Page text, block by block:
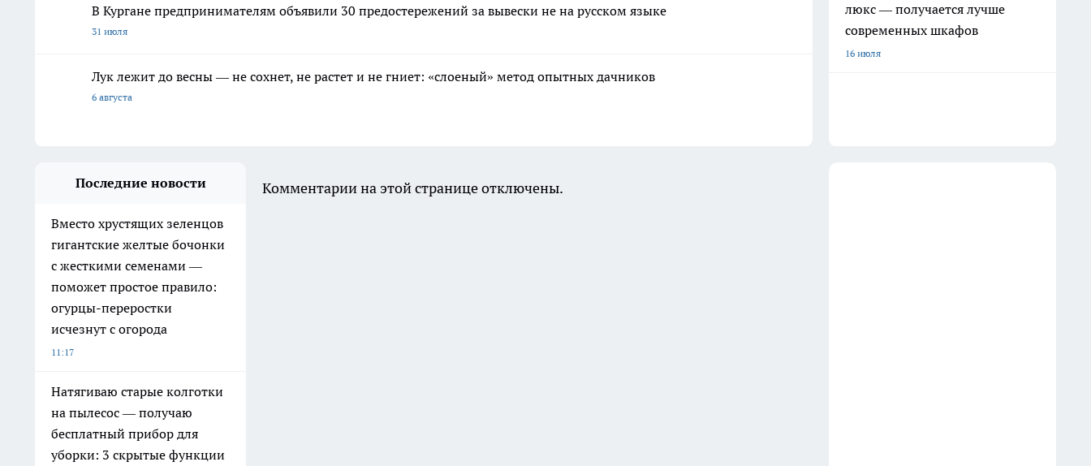
В Кургане предпринимателям объявили 30 предостережений за вывески не на русском языке
31 июля
Лук лежит до весны — не сохнет, не растет и не гниет: «слоеный» метод опытных дачников
6 августа
люкс — получается лучше
современных шкафов
16 июля
Последние новости
Вместо хрустящих зеленцов
гигантские желтые бочонки
с жесткими семенами —
поможет простое правило:
огурцы-переростки
исчезнут с огорода
11:17
Натягиваю старые колготки
на пылесос — получаю
бесплатный прибор для
уборки: 3 скрытые функции
Комментарии на этой странице отключены.